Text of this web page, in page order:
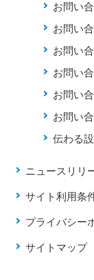
お問い
お問い
お問い
お問い
お問い
お問い
伝わる
ニュースリリ
サイト利用条
プライバシー
サイトマップ